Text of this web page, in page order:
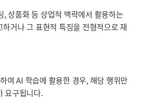
상품화 등 상업적 맥락에서 활용하는
거나 그 표현적 특징을 전형적으로 재
여 AI 학습에 활용한 경우, 해당 행위만
요구됩니다.